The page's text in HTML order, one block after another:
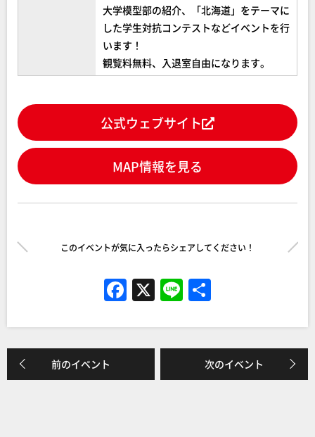
大学模型部の紹介、「北海道」をテーマに
した学生対抗コンテストなどイベントを行
います！
観覧料無料、入退室自由になります。
公式ウェブサイト
MAP情報を見る
このイベントが気に入ったらシェアしてください！
F
a
c
e
b
X Li
n
e
前のイベント 次のイベント